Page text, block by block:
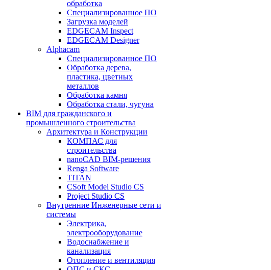
обработка
Специализированное ПО
Загрузка моделей
EDGECAM Inspect
EDGECAM Designer
Alphacam
Специализированное ПО
Обработка дерева,
пластика, цветных
металлов
Обработка камня
Обработка стали, чугуна
BIM для гражданского и
промышленного строительства
Архитектура и Конструкции
КОМПАС для
строительства
nanoCAD BIM-решения
Renga Software
TITAN
CSoft Model Studio CS
Project Studio CS
Внутренние Инженерные сети и
системы
Электрика,
электрооборудование
Водоснабжение и
канализация
Отопление и вентиляция